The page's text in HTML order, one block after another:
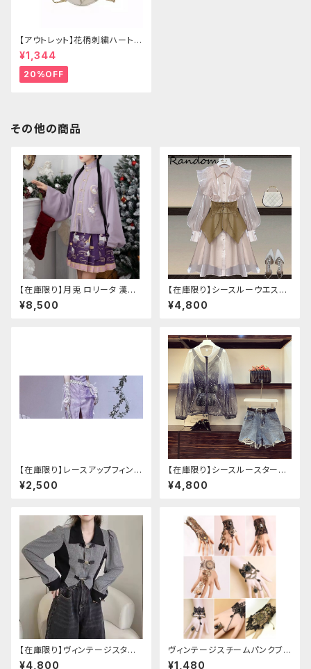
【アウトレット】花柄刺繍ハートバ
ッグ
¥1,344
20%OFF
その他の商品
【在庫限り】月兎 ロリータ 漢服
ツーピース セットアップ チャイ
ナ風 華ロリ ロリィタ 刺繍 和柄
¥8,500
【在庫限り】シースルーウエスト
ベルトワンピースセットアップ（ラ
イトピンク：Lサイズ
¥4,800
【在庫限り】レースアップフィンガ
ーレスカバー(パンクチャイナ)
¥2,500
【在庫限り】シースルースターリ
ージャケットデニムパンツセット
アップ
¥4,800
【在庫限り】ヴィンテージスタイ
ルバックルベルトシャツ
¥4,800
ヴィンテージスチームパンクブレ
スレット
¥1,480